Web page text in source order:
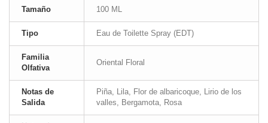
Tamaño 100 ML
Tipo Eau de Toilette Spray (EDT)
Familia
Olfativa
Oriental Floral
Notas de
Salida
Piña, Lila, Flor de albaricoque, Lirio de los
valles, Bergamota, Rosa